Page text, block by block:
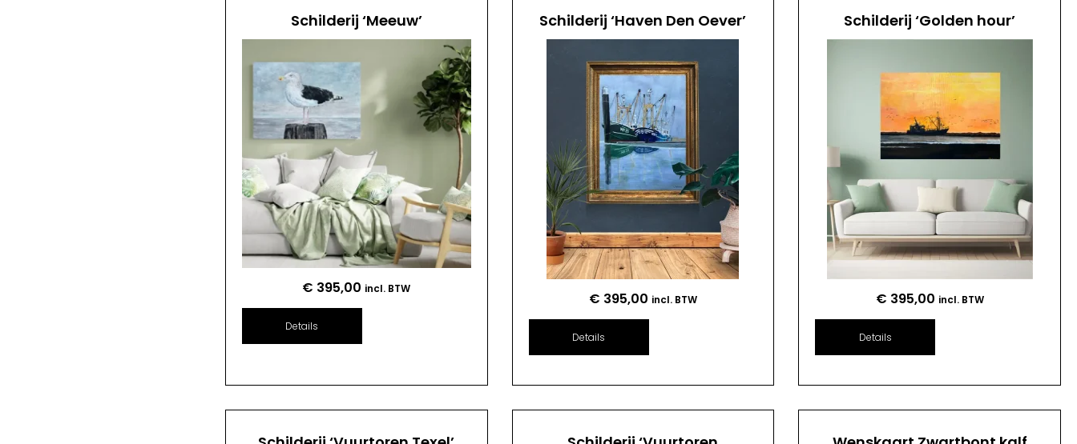
Schilderij ‘Meeuw’
€ 395,00 incl. BTW
Details
Schilderij ‘Haven Den Oever’
€ 395,00 incl. BTW
Details
Schilderij ‘Golden hour’
€ 395,00 incl. BTW
Details